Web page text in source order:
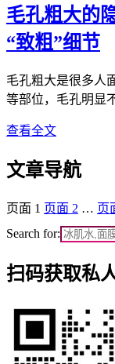
毛孔粗大的
“致粗”细节
毛孔粗大是很多人
等部位，毛孔明显
查看全文
文章导航
页面 1 页面 2 … 页
Search for:
扫码获取私